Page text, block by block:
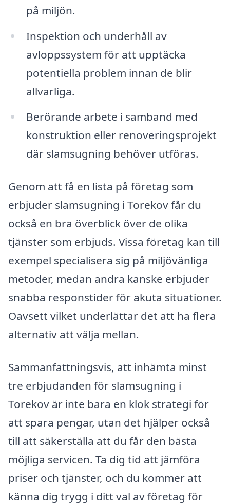
på miljön.
Inspektion och underhåll av
avloppssystem för att upptäcka
potentiella problem innan de blir
allvarliga.
Berörande arbete i samband med
konstruktion eller renoveringsprojekt
där slamsugning behöver utföras.
Genom att få en lista på företag som
erbjuder slamsugning i Torekov får du
också en bra överblick över de olika
tjänster som erbjuds. Vissa företag kan till
exempel specialisera sig på miljövänliga
metoder, medan andra kanske erbjuder
snabba responstider för akuta situationer.
Oavsett vilket underlättar det att ha flera
alternativ att välja mellan.
Sammanfattningsvis, att inhämta minst
tre erbjudanden för slamsugning i
Torekov är inte bara en klok strategi för
att spara pengar, utan det hjälper också
till att säkerställa att du får den bästa
möjliga servicen. Ta dig tid att jämföra
priser och tjänster, och du kommer att
känna dig trygg i ditt val av företag för